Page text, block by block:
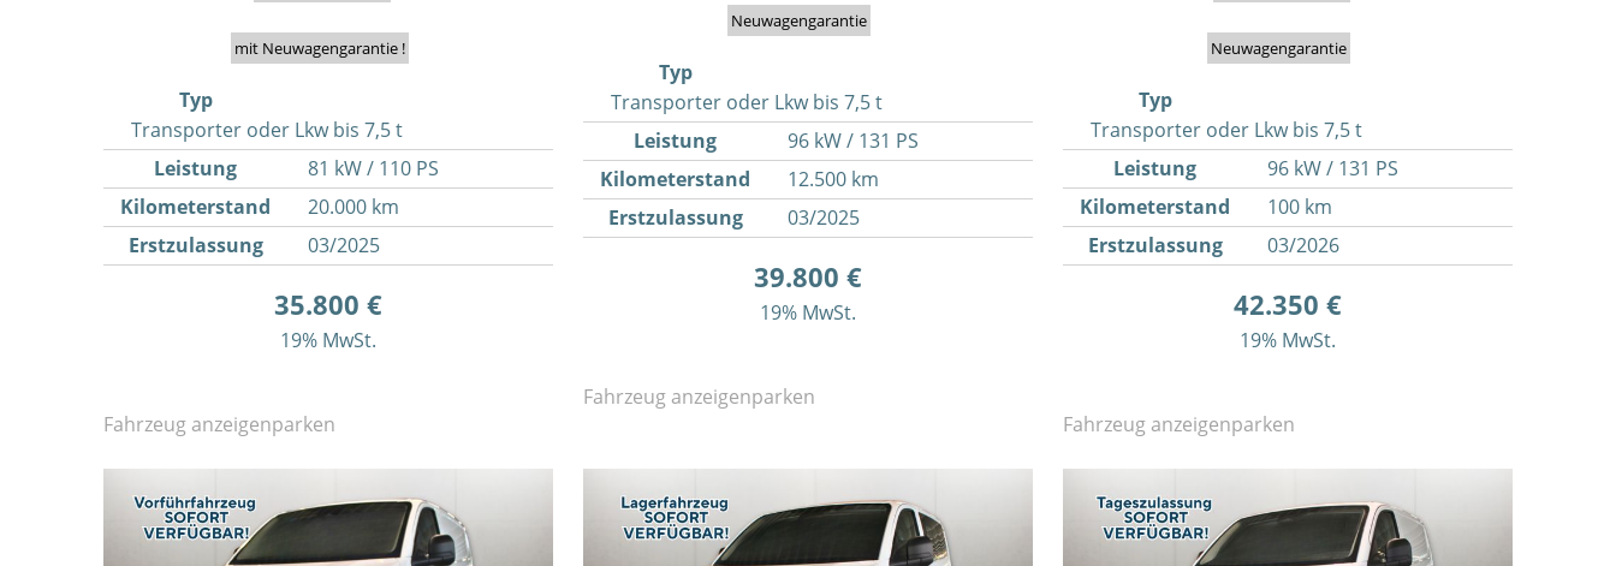
mit Neuwagengarantie !
Typ
Transporter oder Lkw bis 7,5 t
Leistung
81 kW / 110 PS
Kilometerstand
20.000 km
Erstzulassung
03/2025
35.800 €
19% MwSt.
Fahrzeug anzeigenparken
Neuwagengarantie
Typ
Transporter oder Lkw bis 7,5 t
Leistung
96 kW / 131 PS
Kilometerstand
12.500 km
Erstzulassung
03/2025
39.800 €
19% MwSt.
Fahrzeug anzeigenparken
Neuwagengarantie
Typ
Transporter oder Lkw bis 7,5 t
Leistung
96 kW / 131 PS
Kilometerstand
100 km
Erstzulassung
03/2026
42.350 €
19% MwSt.
Fahrzeug anzeigenparken